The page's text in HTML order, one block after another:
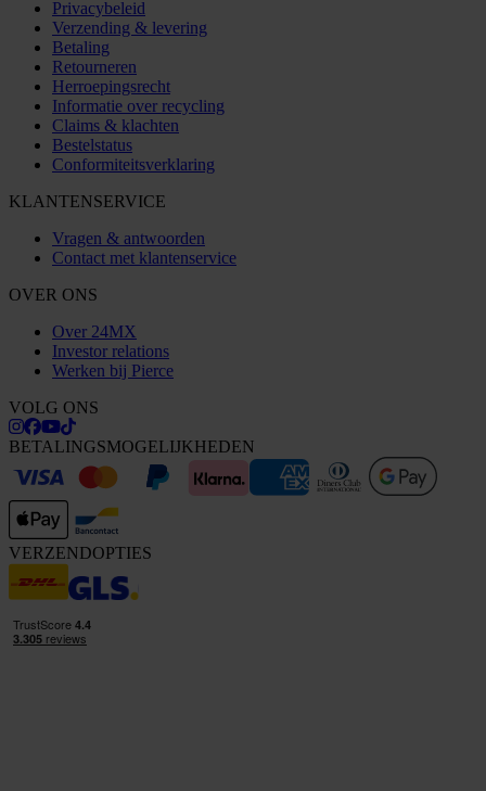
Privacybeleid
Verzending & levering
Betaling
Retourneren
Herroepingsrecht
Informatie over recycling
Claims & klachten
Bestelstatus
Conformiteitsverklaring
KLANTENSERVICE
Vragen & antwoorden
Contact met klantenservice
OVER ONS
Over 24MX
Investor relations
Werken bij Pierce
VOLG ONS
BETALINGSMOGELIJKHEDEN
VERZENDOPTIES